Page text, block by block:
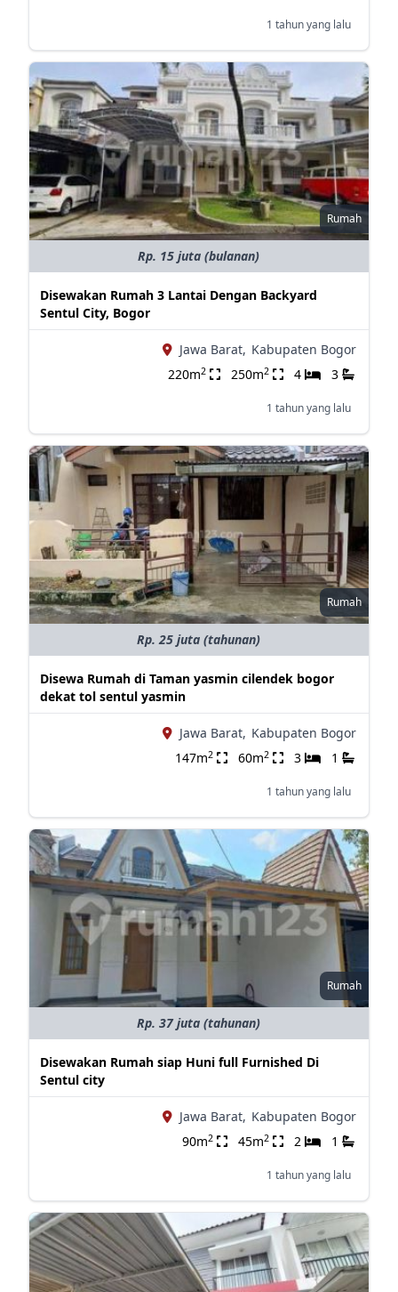
1 tahun yang lalu
Rumah
Rp. 15 juta (bulanan)
Disewakan Rumah 3 Lantai Dengan Backyard
Sentul City, Bogor
Jawa Barat, Kabupaten Bogor
220m2 250m2 4 3
1 tahun yang lalu
Rumah
Rp. 25 juta (tahunan)
Disewa Rumah di Taman yasmin cilendek bogor
dekat tol sentul yasmin
Jawa Barat, Kabupaten Bogor
147m2 60m2 3 1
1 tahun yang lalu
Rumah
Rp. 37 juta (tahunan)
Disewakan Rumah siap Huni full Furnished Di
Sentul city
Jawa Barat, Kabupaten Bogor
90m2 45m2 2 1
1 tahun yang lalu